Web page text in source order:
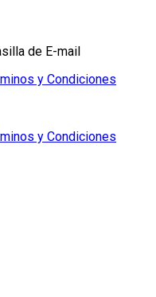
de E-mail
y Condiciones
y Condiciones